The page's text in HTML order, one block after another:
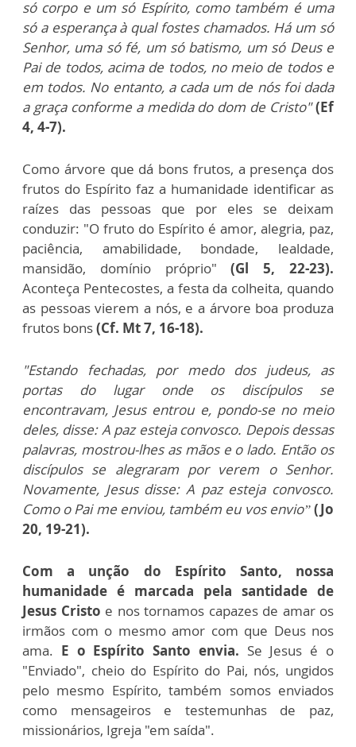
só corpo e um só Espírito, como também é uma
só a esperança à qual fostes chamados. Há um só
Senhor, uma só fé, um só batismo, um só Deus e
Pai de todos, acima de todos, no meio de todos e
em todos. No entanto, a cada um de nós foi dada
a graça conforme a medida do dom de Cristo" (Ef
4, 4-7).
Como árvore que dá bons frutos, a presença dos
frutos do Espírito faz a humanidade identificar as
raízes das pessoas que por eles se deixam
conduzir: "O fruto do Espírito é amor, alegria, paz,
paciência, amabilidade, bondade, lealdade,
mansidão, domínio próprio" (Gl 5, 22-23).
Aconteça Pentecostes, a festa da colheita, quando
as pessoas vierem a nós, e a árvore boa produza
frutos bons(Cf. Mt 7, 16-18).
"Estando fechadas, por medo dos judeus, as
portas do lugar onde os discípulos se
encontravam, Jesus entrou e, pondo-se no meio
deles, disse: A paz esteja convosco. Depois dessas
palavras, mostrou-lhes as mãos e o lado. Então os
discípulos se alegraram por verem o Senhor.
Novamente, Jesus disse: A paz esteja convosco.
Como o Pai me enviou, também eu vos envio”(Jo
20, 19-21).
Com a unção do Espírito Santo, nossa
humanidade é marcada pela santidade de
Jesus Cristo e nos tornamos capazes de amar os
irmãos com o mesmo amor com que Deus nos
ama. E o Espírito Santo envia. Se Jesus é o
"Enviado", cheio do Espírito do Pai, nós, ungidos
pelo mesmo Espírito, também somos enviados
como mensageiros e testemunhas de paz,
missionários, Igreja "em saída".